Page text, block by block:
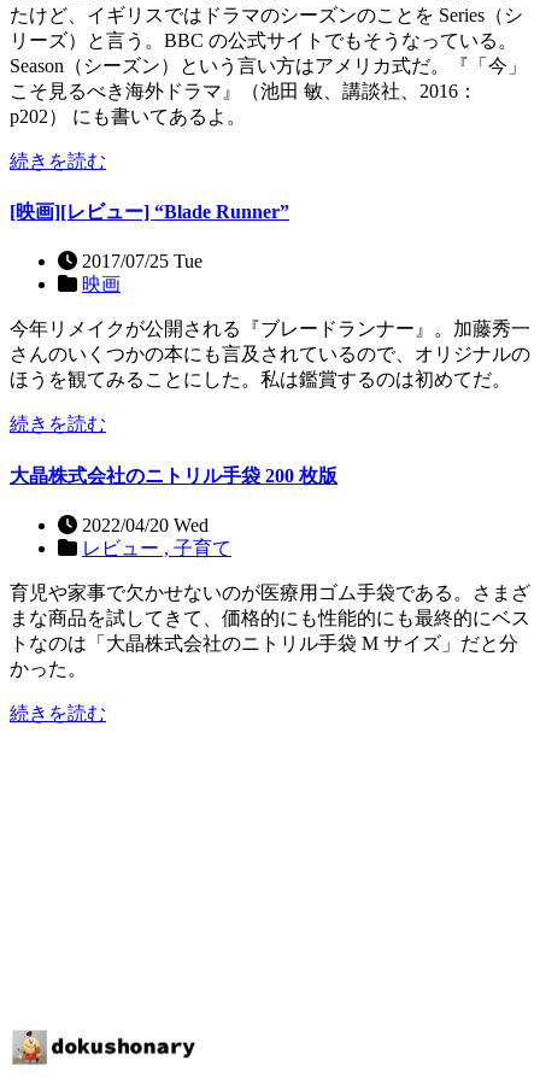
たけど、イギリスではドラマのシーズンのことを Series（シ
リーズ）と言う。BBC の公式サイトでもそうなっている。
Season（シーズン）という言い方はアメリカ式だ。『「今」
こそ見るべき海外ドラマ』（池田 敏、講談社、2016：
p202） にも書いてあるよ。
続きを読む
[映画][レビュー] “Blade Runner”
2017/07/25 Tue
映画
今年リメイクが公開される『ブレードランナー』。加藤秀一
さんのいくつかの本にも言及されているので、オリジナルの
ほうを観てみることにした。私は鑑賞するのは初めてだ。
続きを読む
大晶株式会社のニトリル手袋 200 枚版
2022/04/20 Wed
レビュー , 子育て
育児や家事で欠かせないのが医療用ゴム手袋である。さまざ
まな商品を試してきて、価格的にも性能的にも最終的にベス
トなのは「大晶株式会社のニトリル手袋 M サイズ」だと分
かった。
続きを読む